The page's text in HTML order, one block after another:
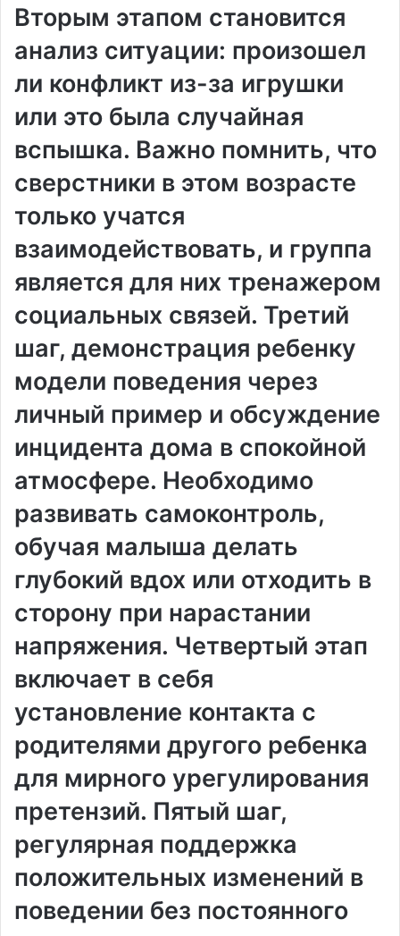
Вторым этапом становится
анализ ситуации: произошел
ли конфликт из-за игрушки
или это была случайная
вспышка. Важно помнить, что
сверстники в этом возрасте
только учатся
взаимодействовать, и группа
является для них тренажером
социальных связей. Третий
шаг, демонстрация ребенку
модели поведения через
личный пример и обсуждение
инцидента дома в спокойной
атмосфере. Необходимо
развивать самоконтроль,
обучая малыша делать
глубокий вдох или отходить в
сторону при нарастании
напряжения. Четвертый этап
включает в себя
установление контакта с
родителями другого ребенка
для мирного урегулирования
претензий. Пятый шаг,
регулярная поддержка
положительных изменений в
поведении без постоянного